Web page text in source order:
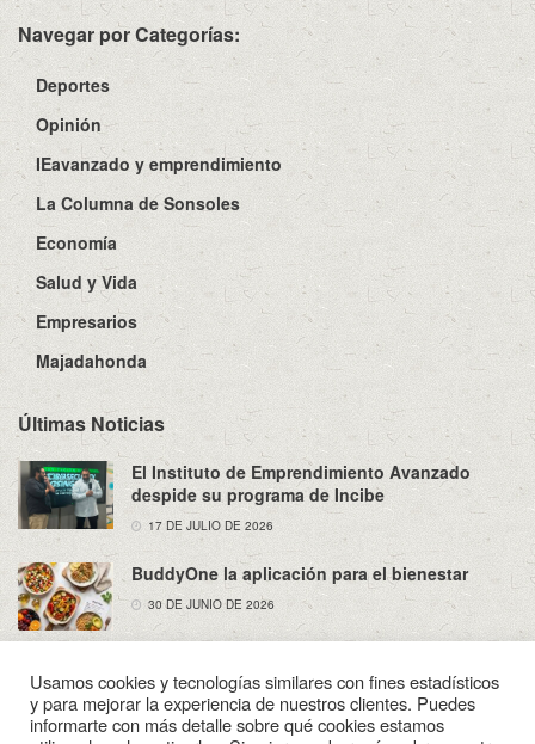
Navegar por Categorías:
Deportes
Opinión
IEavanzado y emprendimiento
La Columna de Sonsoles
Economía
Salud y Vida
Empresarios
Majadahonda
Últimas Noticias
El Instituto de Emprendimiento Avanzado
despide su programa de Incibe
17 DE JULIO DE 2026
BuddyOne la aplicación para el bienestar
30 DE JUNIO DE 2026
Usamos cookies y tecnologías similares con fines estadísticos
y para mejorar la experiencia de nuestros clientes. Puedes
informarte con más detalle sobre qué cookies estamos